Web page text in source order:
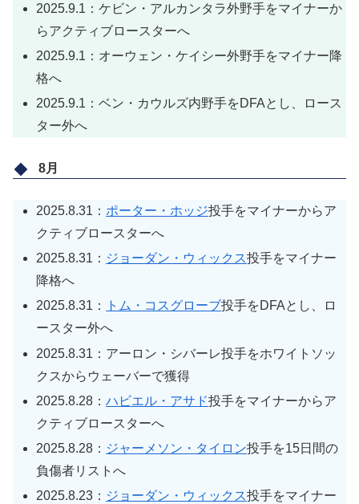
2025.9.1：ケビン・アルカンタラ外野手をマイナーか
らアクティブロースターへ
2025.9.1：オーウェン・ケイシー外野手をマイナー降
格へ
2025.9.1：ベン・カウルズ内野手をDFAとし、ロース
ター外へ
8月
2025.8.31： ポーター・ホッジ投手をマイナーからア
クティブロースターへ
2025.8.31： ジョーダン・ウィックス投手をマイナー
降格へ
2025.8.31：
トム・コスグローブ投手をDFAとし、ロ
ースター外へ
2025.8.31：アーロン・シバーレ投手をホワイトソッ
クスからウェーバーで獲得
2025.8.28：ハビエル・アサド投手をマイナーからア
クティブロースターへ
2025.8.28： ジャーメソン・タイロン投手を15日間の
負傷者リストへ
2025.8.23： ジョーダン・ウィックス投手をマイナー